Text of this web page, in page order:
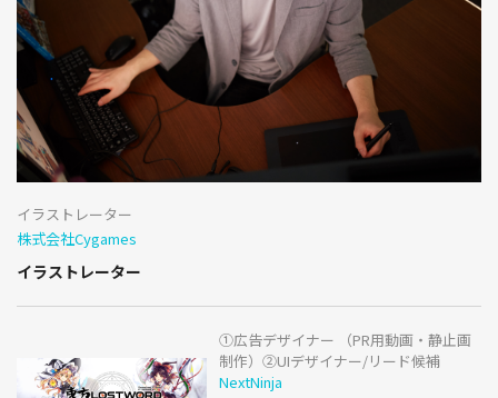
イラストレーター
株式会社Cygames
イラストレーター
①広告デザイナー （PR用動画・静止画
制作）②UIデザイナー/リード候補
NextNinja